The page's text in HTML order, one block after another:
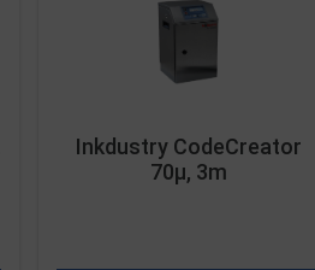
Inkdustry CodeCreator
70µ, 3m